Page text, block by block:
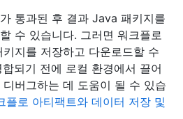
통과된 후 결과 Java 패키지를
수 있습니다. 그러면 워크플로
지를 저장하고 다운로드할 수
되기 전에 로컬 환경에서 끌어
버그하는 데 도움이 될 수 있습
플로 아티팩트와 데이터 저장 및